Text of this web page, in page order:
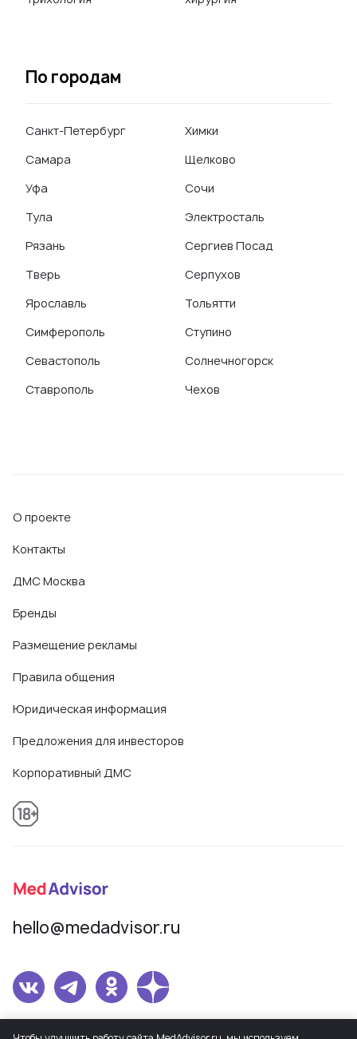
По городам
Санкт-Петербург
Самара
Уфа
Тула
Рязань
Тверь
Ярославль
Симферополь
Севастополь
Ставрополь
Химки
Щелково
Сочи
Электросталь
Сергиев Посад
Серпухов
Тольятти
Ступино
Солнечногорск
Чехов
О проекте
Контакты
ДМС Москва
Бренды
Размещение рекламы
Правила общения
Юридическая информация
Предложения для инвесторов
Корпоративный ДМС
hello@medadvisor.ru